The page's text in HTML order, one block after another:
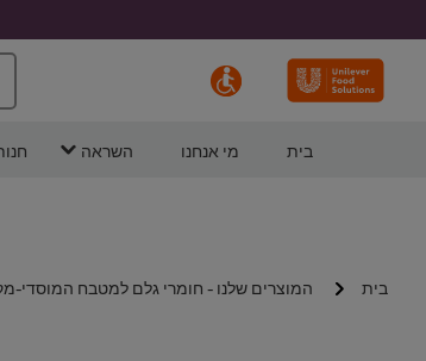
בית מי אנחנו השראה
בית המוצרים שלנו - חומרי גלם למטבח המוסדי-